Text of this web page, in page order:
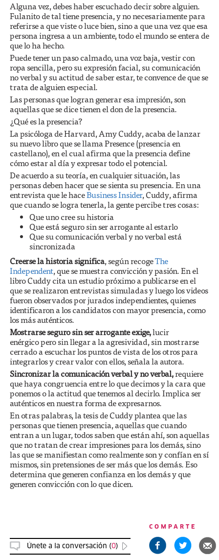
Alguna vez, debes haber escuchado decir sobre alguien.
Fulanito de tal tiene presencia, y no necesariamente para
referirse a que viste o luce bien, sino a que una vez que esa
persona ingresa a un ambiente, todo el mundo se entera de
que lo ha hecho.
Puede tener un paso calmado, una voz baja, vestir con
ropa sencilla, pero su expresión facial, su comunicación
no verbal y su actitud de saber estar, te convence de que se
trata de alguien especial.
Las personas que logran generar esa impresión, son
aquellas que se dice tienen el don de la presencia.
¿Qué es la presencia?
La psicóloga de Harvard, Amy Cuddy, acaba de lanzar
su nuevo libro que se llama Presence (presencia en
castellano), en el cual afirma que la presencia define
cómo estar al día y expresar todo el potencial.
De acuerdo a su teoría, en cualquier situación, las
personas deben hacer que se sienta su presencia. En una
entrevista que le haceBusiness Insider, Cuddy, afirma
que cuando se logra tenerla, la gente percibe tres cosas:
Que uno cree su historia
Que está seguro sin ser arrogante al estarlo
Que su comunicación verbal y no verbal está
sincronizada
Creerse la historia significa, según recogeThe
Independent, que se muestra convicción y pasión. En el
libro Cuddy cita un estudio próximo a publicarse en el
que se realizaron entrevistas simuladas y luego los videos
fueron observados por jurados independientes, quienes
identificaron a los candidatos con mayor presencia, como
los más auténticos.
Mostrarse seguro sin ser arrogante exige,lucir
enérgico pero sin llegar a la agresividad, sin mostrarse
cerrado a escuchar los puntos de vista de los otros para
integrarlos y crear valor con ellos, señala la autora.
Sincronizar la comunicación verbal y no verbal,requiere
que haya congruencia entre lo que decimos y la cara que
ponemos o la actitud que tenemos al decirlo. Implica ser
auténticos en nuestra forma de expresarnos.
En otras palabras, la tesis de Cuddy plantea que las
personas que tienen presencia, aquellas que cuando
entran a un lugar, todos saben que están ahí, son aquellas
que no tratan de crear impresiones para los demás, sino
las que se manifiestan como realmente son y confían en sí
mismos, sin pretensiones de ser más que los demás. Eso
determina que generen confianza en los demás y que
generen convicción con lo que dicen.
Únete a la conversación (0)
COMPARTE